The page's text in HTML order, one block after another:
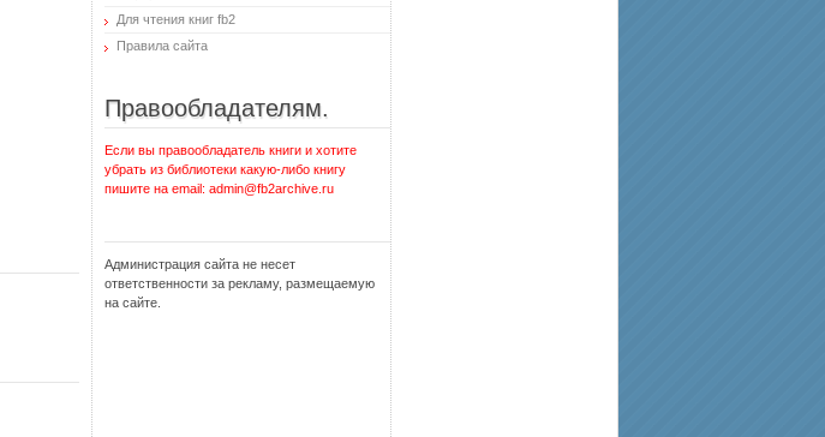
Для чтения книг fb2
Правила сайта
Правообладателям.
Если вы правообладатель книги и хотите
убрать из библиотеки какую-либо книгу
пишите на email: admin@fb2archive.ru
Администрация сайта не несет
ответственности за рекламу, размещаемую
на сайте.